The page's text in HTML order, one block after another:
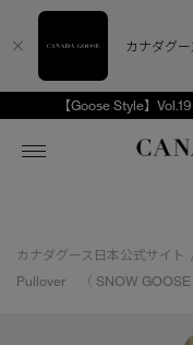
【Goose Style】
スノーグー
ウィメンズ
メンズ TOP
キッズ TOP
カナダグース日本公式サイト
Pullover （ SNOW GOOSE
カナダグ